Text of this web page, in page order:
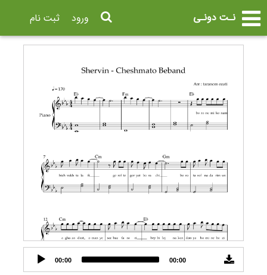
نـت دونـی ثبت نام ورود
Audio
Player
00:00 00:00